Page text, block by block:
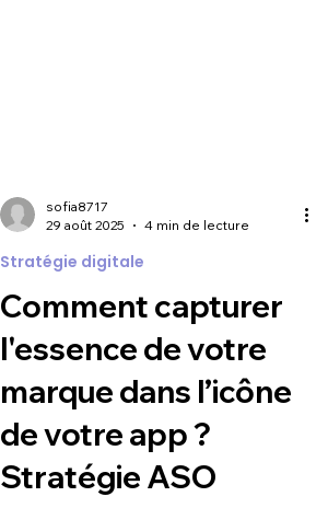
29 août 2025
Stratégie digitale
Comment capturer
l'essence de votre
marque dans l’icône
de votre app ?